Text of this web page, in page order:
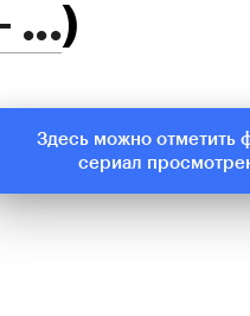
...)
Здесь можно отметить
сериал